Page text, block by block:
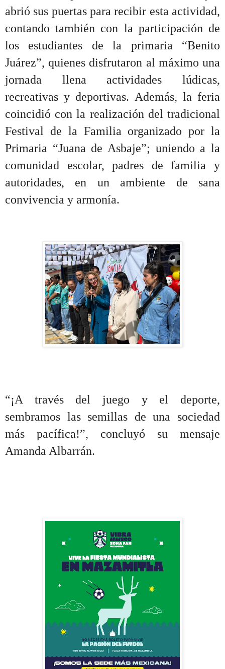
abrió sus puertas para recibir esta actividad,
contando también con la participación de
los estudiantes de la primaria “Benito
Juárez”, quienes disfrutaron al máximo una
jornada llena actividades lúdicas,
recreativas y deportivas. Además, la feria
coincidió con la realización del tradicional
Festival de la Familia organizado por la
Primaria “Juana de Asbaje”; uniendo a la
comunidad escolar, padres de familia y
autoridades, en un ambiente de sana
convivencia y armonía.
“¡A través del juego y el deporte,
sembramos las semillas de una sociedad
más pacífica!”, concluyó su mensaje
Amanda Albarrán.